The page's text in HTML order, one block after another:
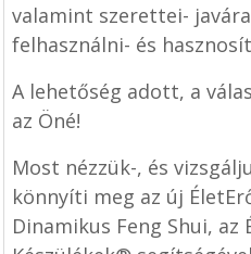
valamint szerettei-
felhasználni- és
A lehetőség adott, a
az Öné!
Most nézzük-, és
könnyíti meg az új
Dinamikus Feng Shui, az